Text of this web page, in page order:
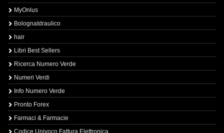
MyOnlus
BolognaIdraulico
hair
Libri Best Sellers
Ricerca Numero Verde
Numeri Verdi
Info Numero Verde
Pronto Forex
Farmaci & Farmacie
Codice Univoco Fattura Elettronica